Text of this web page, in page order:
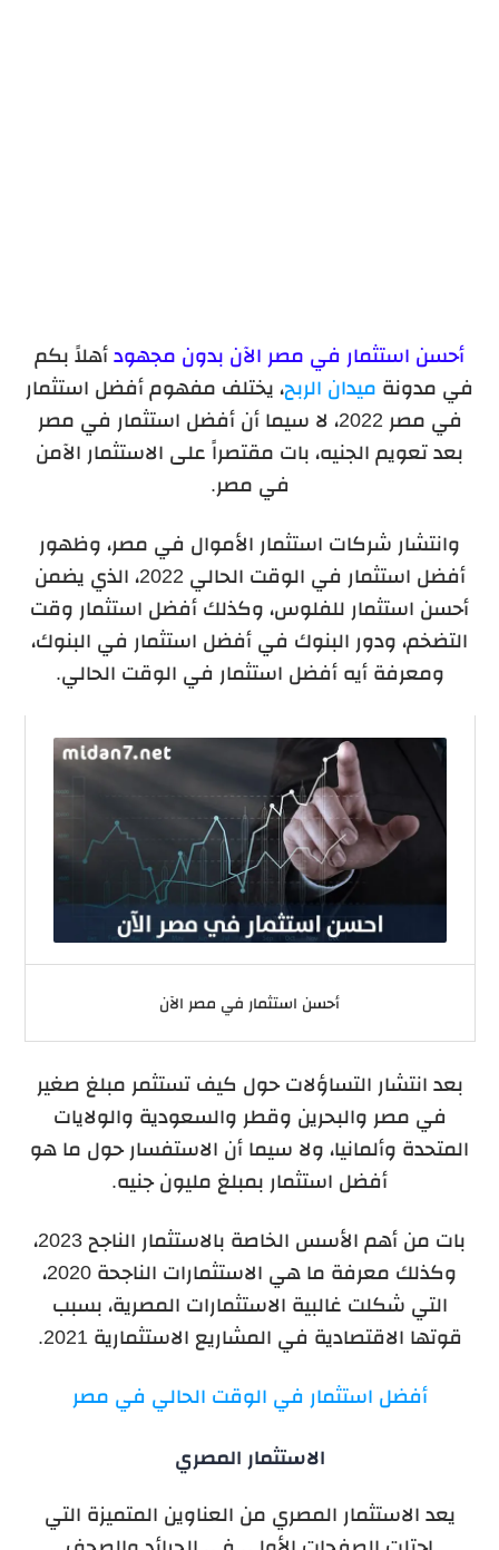
أحسن استثمار في مصر الآن بدون مجهود أهلاً بكم
في مدونة ميدان الربح، يختلف مفهوم أفضل استثمار
في مصر 2022، لا سيما أن أفضل استثمار في مصر
بعد تعويم الجنيه، بات مقتصراً على الاستثمار الآمن
في مصر.
وانتشار شركات استثمار الأموال في مصر، وظهور
أفضل استثمار في الوقت الحالي 2022، الذي يضمن
أحسن استثمار للفلوس، وكذلك أفضل استثمار وقت
التضخم، ودور البنوك في أفضل استثمار في البنوك،
ومعرفة أيه أفضل استثمار في الوقت الحالي.
أحسن استثمار في مصر الآن
بعد انتشار التساؤلات حول كيف تستثمر مبلغ صغير
في مصر والبحرين وقطر والسعودية والولايات
المتحدة وألمانيا، ولا سيما أن الاستفسار حول ما هو
أفضل استثمار بمبلغ مليون جنيه.
بات من أهم الأسس الخاصة بالاستثمار الناجح 2023،
وكذلك معرفة ما هي الاستثمارات الناجحة 2020،
التي شكلت غالبية الاستثمارات المصرية، بسبب
قوتها الاقتصادية في المشاريع الاستثمارية 2021.
أفضل استثمار في الوقت الحالي في مصر
الاستثمار المصري
يعد الاستثمار المصري من العناوين المتميزة التي